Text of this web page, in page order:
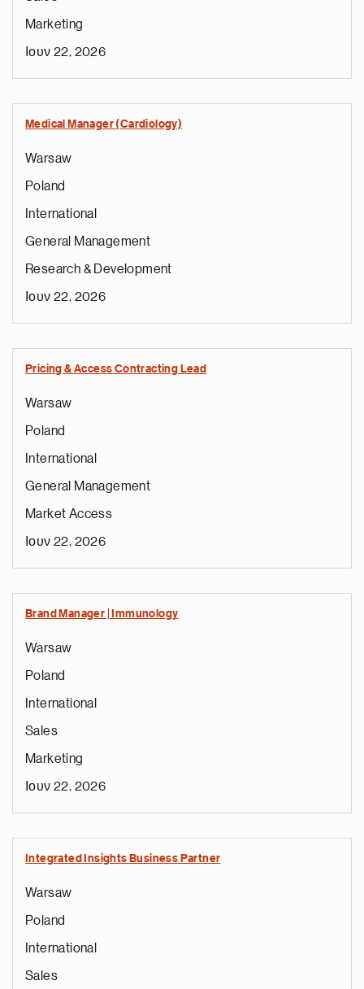
Marketing
Ιουν 22, 2026
Medical Manager (Cardiology)
Warsaw
Poland
International
General Management
Research & Development
Ιουν 22, 2026
Pricing & Access Contracting Lead
Warsaw
Poland
International
General Management
Market Access
Ιουν 22, 2026
Brand Manager | Immunology
Warsaw
Poland
International
Sales
Marketing
Ιουν 22, 2026
Integrated Insights Business Partner
Warsaw
Poland
International
Sales